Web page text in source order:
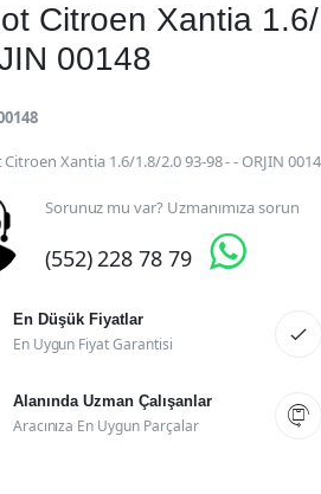
Citroen Xantia
00148
Citroen Xantia 1.6/1.8/2.0 93-98 - - ORJIN
Sorunuz mu var? Uzmanımıza sorun
(552) 228 78 79 
En Düşük Fiyatlar
En Uygun Fiyat Garantisi 
Alanında Uzman Çalışanlar
Aracınıza En Uygun Parçalar 